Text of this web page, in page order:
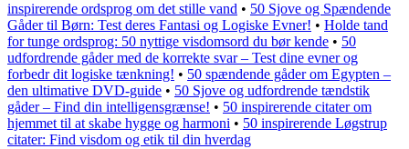
inspirerende ordsprog om det stille vand • 50 Sjove og Spændende
Gåder til Børn: Test deres Fantasi og Logiske Evner! • Holde tand
for tunge ordsprog: 50 nyttige visdomsord du bør kende • 50
udfordrende gåder med de korrekte svar – Test dine evner og
forbedr dit logiske tænkning! • 50 spændende gåder om Egypten –
den ultimative DVD-guide • 50 Sjove og udfordrende tændstik
gåder – Find din intelligensgrænse! • 50 inspirerende citater om
hjemmet til at skabe hygge og harmoni • 50 inspirerende Løgstrup
citater: Find visdom og etik til din hverdag